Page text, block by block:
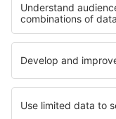
Cazare in Hurghada
Cazare in Guvernoratul
Cazare în Moldova